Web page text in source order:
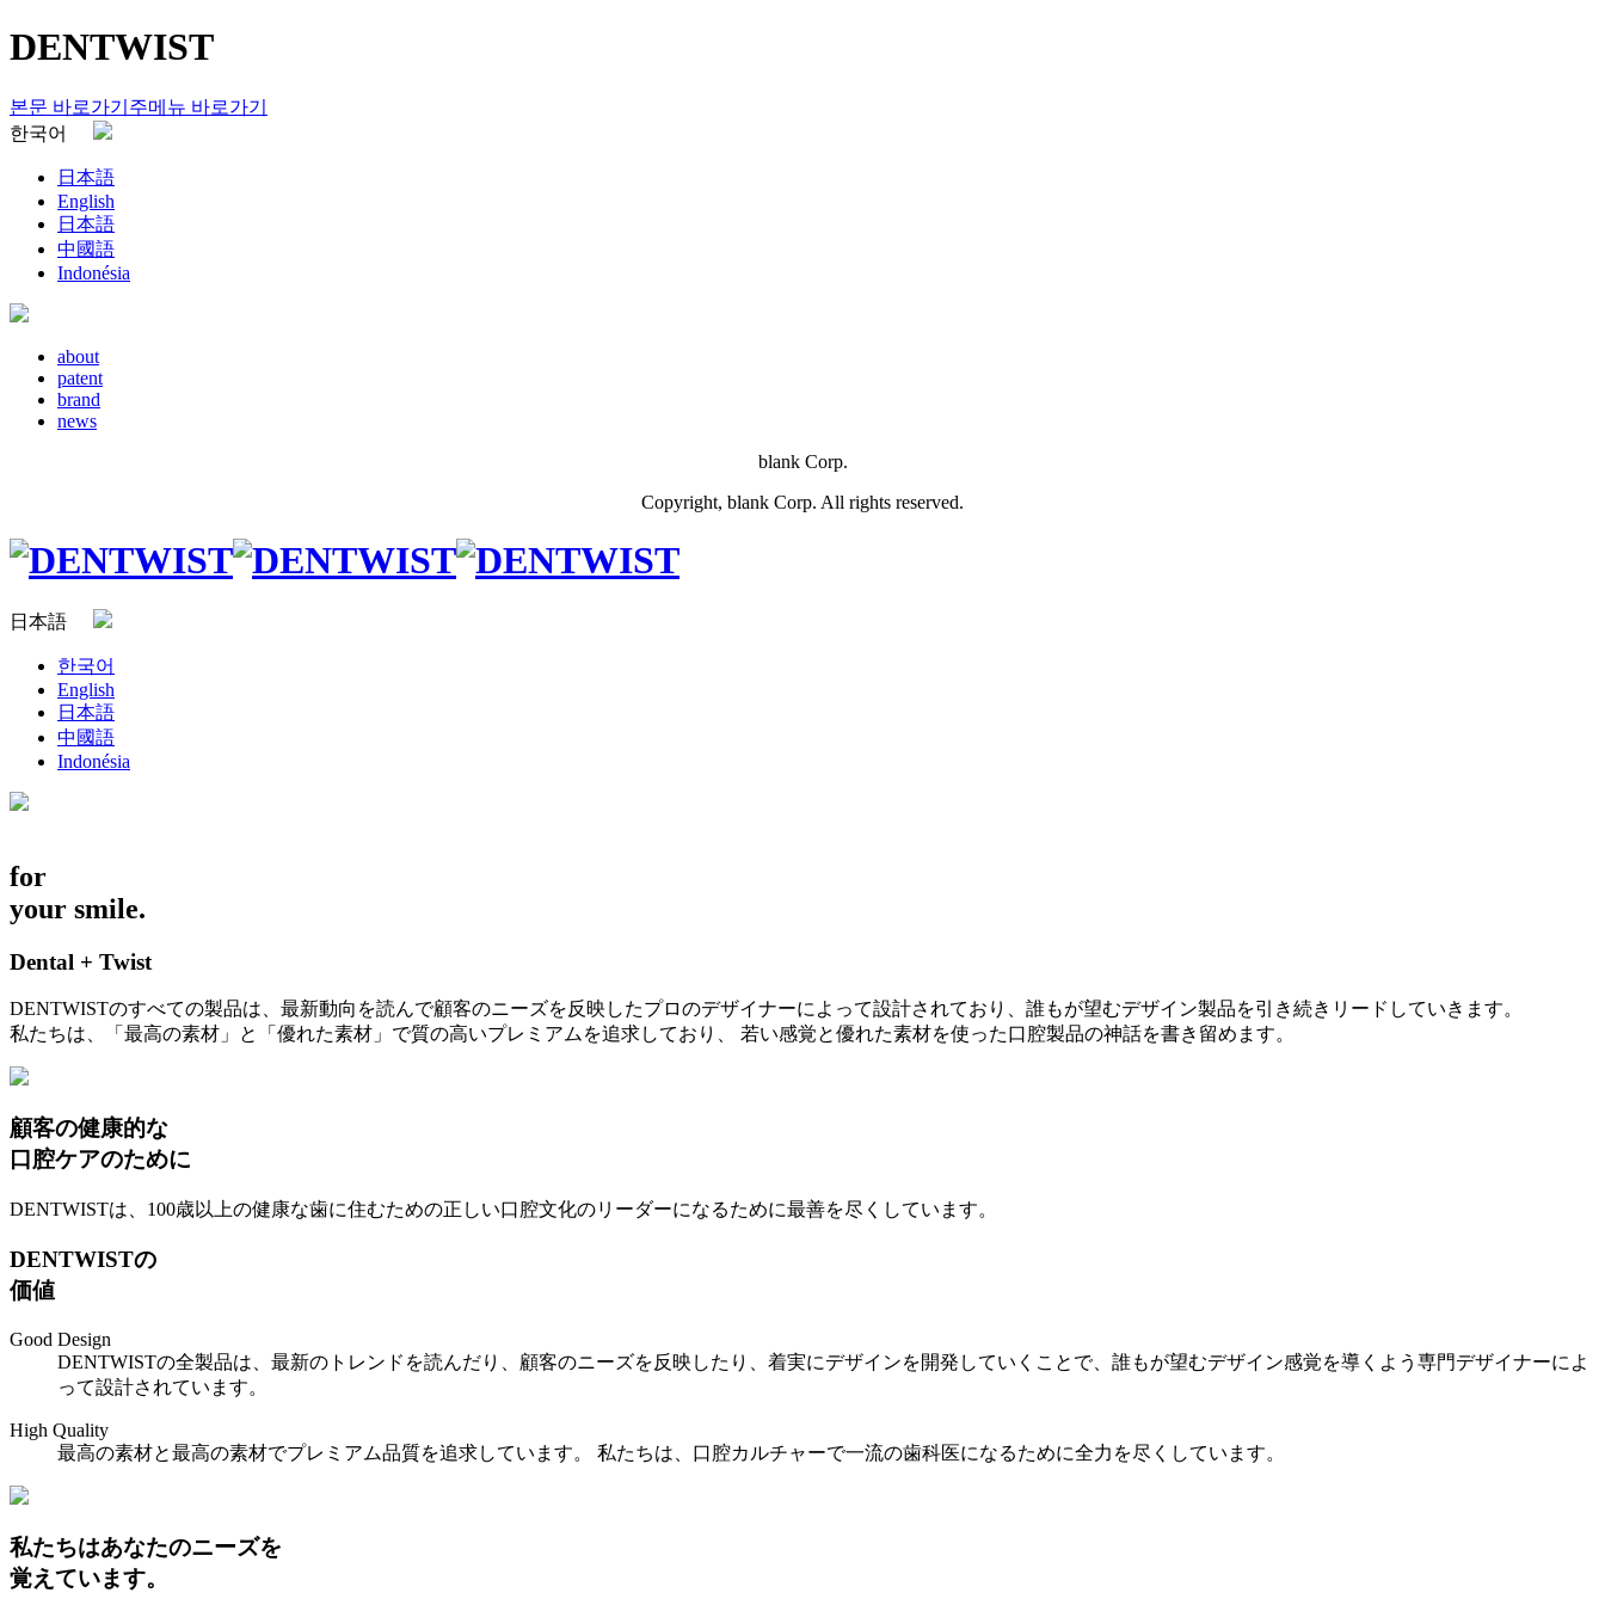
DENTWIST
본문 바로가기 주메뉴 바로가기
한국어
日本語
English
日本語
中國語
Indonésia
about
patent
brand
news
blank Corp.
Copyright, blank Corp. All rights reserved.
日本語
한국어
English
日本語
中國語
Indonésia
for
your smile.
Dental + Twist
DENTWISTのすべての製品は、 最新動向を読んで顧客のニーズを反映したプロのデザイナーによって設計されており、 誰もが望むデザイン製品を引き続きリードしていきます。
私たちは、「最高の素材」と「優れた素材」で質の高いプレミアムを追求しており、 若い感覚と優れた素材を使った口腔製品の神話を書き留めます。
顧客の健康的な
口腔ケアのために
DENTWISTは、100歳以上の健康な歯に住むための正しい口腔文化のリーダーになるために最善を尽くしています。
DENTWISTの
価値
Good Design
DENTWISTの全製品は、最新のトレンドを読んだり、顧客のニーズを反映したり、着実にデザインを開発していくことで、誰もが望むデザイン感覚を導くよう専門デザイナーによ
って設計されています。
High Quality
最高の素材と最高の素材でプレミアム品質を追求しています。 私たちは、口腔カルチャーで一流の歯科医になるために全力を尽くしています。
私たちはあなたのニーズを
覚えています。